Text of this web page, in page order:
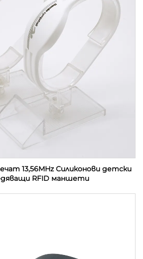
13,56MHz Силиконови детски
RFID маншети